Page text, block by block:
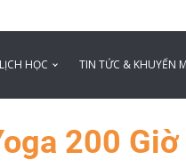
LỊCH HỌC TIN TỨC & KHUYẾN
200